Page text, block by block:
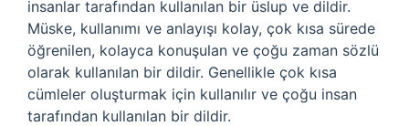
insanlar tarafından kullanılan bir üslup ve dildir.
Müske, kullanımı ve anlayışı kolay, çok kısa sürede
öğrenilen, kolayca konuşulan ve çoğu zaman sözlü
olarak kullanılan bir dildir. Genellikle çok kısa
cümleler oluşturmak için kullanılır ve çoğu insan
tarafından kullanılan bir dildir.